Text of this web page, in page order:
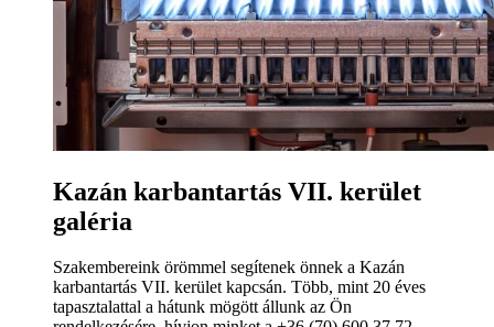
Kazán karbantartás VII. kerület
galéria
Szakembereink örömmel segítenek önnek a Kazán
karbantartás VII. kerület kapcsán. Több, mint 20 éves
tapasztalattal a hátunk mögött állunk az Ön